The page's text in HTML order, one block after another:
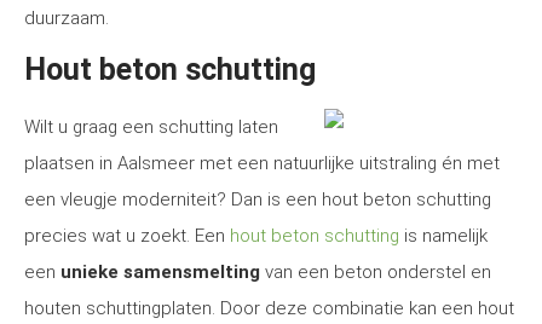
duurzaam.
Hout beton schutting
Wilt u graag een schutting laten
plaatsen in Aalsmeer met een natuurlijke uitstraling én met
een vleugje moderniteit? Dan is een hout beton schutting
precies wat u zoekt. Een hout beton schutting is namelijk
een unieke samensmelting van een beton onderstel en
houten schuttingplaten. Door deze combinatie kan een hout